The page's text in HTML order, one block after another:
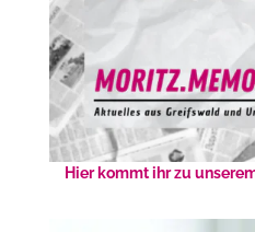
Hier kommt ihr zu